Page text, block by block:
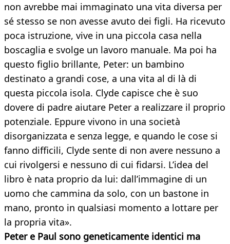
non avrebbe mai immaginato una vita diversa per
sé stesso se non avesse avuto dei figli. Ha ricevuto
poca istruzione, vive in una piccola casa nella
boscaglia e svolge un lavoro manuale. Ma poi ha
questo figlio brillante, Peter: un bambino
destinato a grandi cose, a una vita al di là di
questa piccola isola. Clyde capisce che è suo
dovere di padre aiutare Peter a realizzare il proprio
potenziale. Eppure vivono in una società
disorganizzata e senza legge, e quando le cose si
fanno difficili, Clyde sente di non avere nessuno a
cui rivolgersi e nessuno di cui fidarsi. L’idea del
libro è nata proprio da lui: dall’immagine di un
uomo che cammina da solo, con un bastone in
mano, pronto in qualsiasi momento a lottare per
la propria vita».
Peter e Paul sono geneticamente identici ma